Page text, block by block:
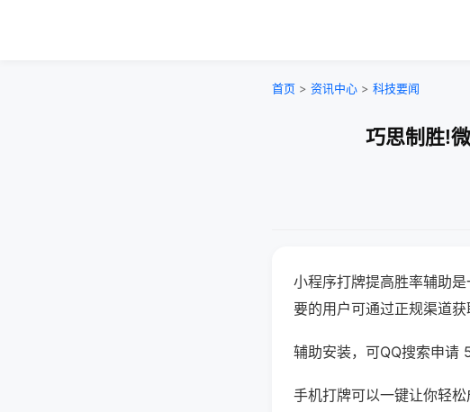
首页 > 资讯中心 > 科技要闻
巧思制胜!
小程序打牌提高胜率辅助
要的用户可通过正规渠道获
辅助安装，可QQ搜索申
手机打牌可以一键让你轻